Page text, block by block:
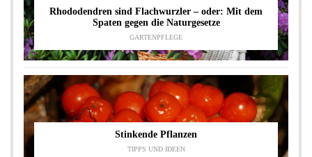
Rhododendren sind Flachwurzler – oder: Mit dem
Spaten gegen die Naturgesetze
GARTENPFLEGE
Stinkende Pflanzen
TIPPS UND IDEEN